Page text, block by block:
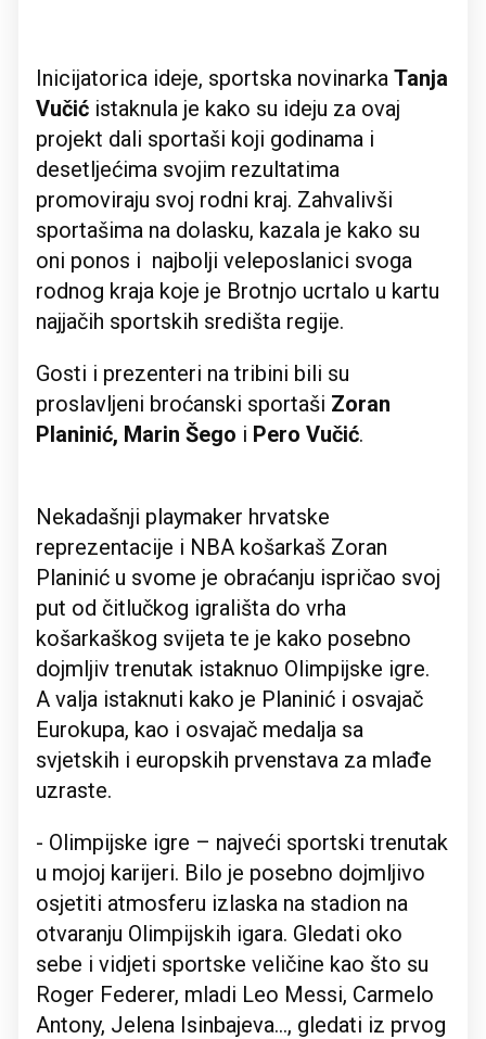
Inicijatorica ideje, sportska novinarka Tanja
Vučić istaknula je kako su ideju za ovaj
projekt dali sportaši koji godinama i
desetljećima svojim rezultatima
promoviraju svoj rodni kraj. Zahvalivši
sportašima na dolasku, kazala je kako su
oni ponos i najbolji veleposlanici svoga
rodnog kraja koje je Brotnjo ucrtalo u kartu
najjačih sportskih središta regije.
Gosti i prezenteri na tribini bili su
proslavljeni broćanski sportaši Zoran
Planinić, Marin Šego i Pero Vučić.
Nekadašnji playmaker hrvatske
reprezentacije i NBA košarkaš Zoran
Planinić u svome je obraćanju ispričao svoj
put od čitlučkog igrališta do vrha
košarkaškog svijeta te je kako posebno
dojmljiv trenutak istaknuo Olimpijske igre.
A valja istaknuti kako je Planinić i osvajač
Eurokupa, kao i osvajač medalja sa
svjetskih i europskih prvenstava za mlađe
uzraste.
- Olimpijske igre – najveći sportski trenutak
u mojoj karijeri. Bilo je posebno dojmljivo
osjetiti atmosferu izlaska na stadion na
otvaranju Olimpijskih igara. Gledati oko
sebe i vidjeti sportske veličine kao što su
Roger Federer, mladi Leo Messi, Carmelo
Antony, Jelena Isinbajeva…, gledati iz prvog